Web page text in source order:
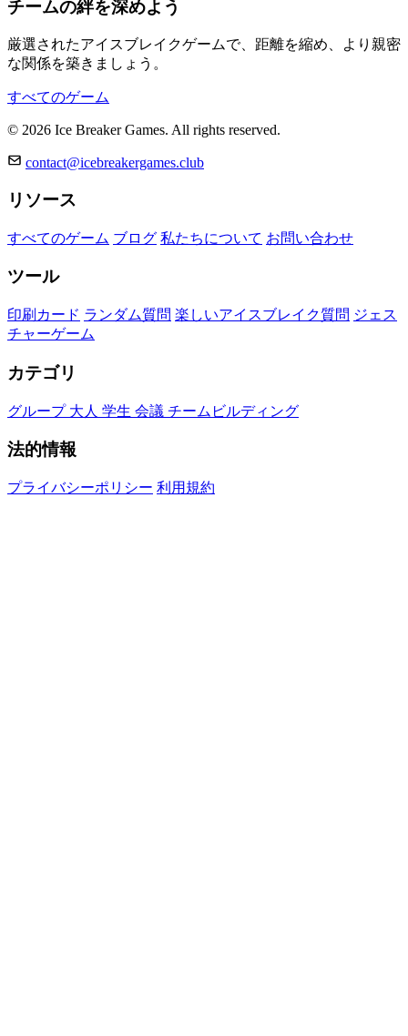
チームの絆を深めよう
厳選されたアイスブレイクゲームで、距離を縮め、より親密
な関係を築きましょう。
すべてのゲーム
© 2026 Ice Breaker Games. All rights reserved.
contact@icebreakergames.club
リソース
すべてのゲーム ブログ 私たちについて お問い合わせ
ツール
印刷カード ランダム質問 楽しいアイスブレイク質問 ジェス
チャーゲーム
カテゴリ
グループ 大人 学生 会議 チームビルディング
法的情報
プライバシーポリシー 利用規約